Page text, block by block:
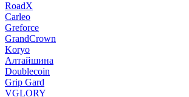
RoadX
Carleo
Greforce
GrandCrown
Koryo
Алтайшина
Doublecoin
Grip Gard
VGLORY